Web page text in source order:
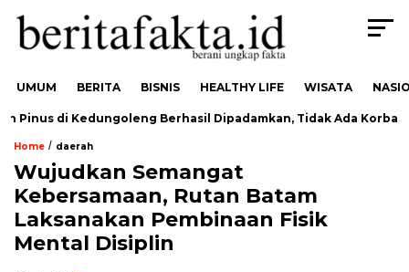
UMUM BERITA BISNIS HEALTHY LIFE WISATA
di Kedungoleng Berhasil Dipadamkan, Tidak Ada Korban
Home / daerah
Wujudkan Semangat
Kebersamaan, Rutan Batam
Laksanakan Pembinaan Fisik
Mental Disiplin